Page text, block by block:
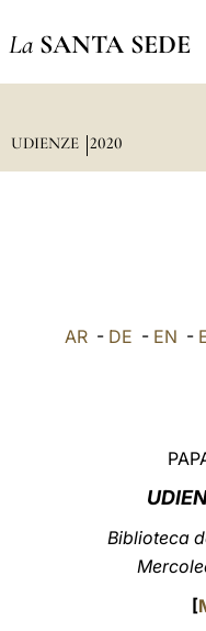
La SANTA SEDE
UDIENZE 2020
AR- DE - EN -
Biblioteca
[